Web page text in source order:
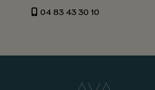
04 83 43 30 10